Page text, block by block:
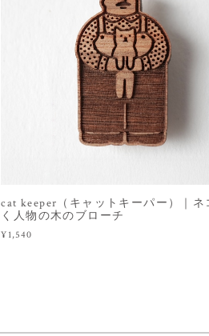
cat keeper（キャットキーパー）｜ネ
く人物の木のブローチ
¥1,540